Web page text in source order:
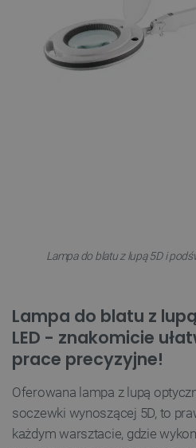
Lampa do blatu z lupą 5D i
Lampa do blatu z
LED - znakomicie
prace precyzyjne!
Oferowana lampa z lupą
soczewki wynoszącej 5D, to
każdym warsztacie, gdzie